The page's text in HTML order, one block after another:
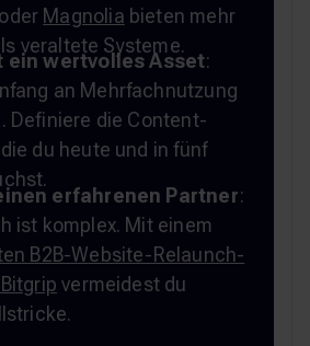
oder Magnolia bieten mehr
veraltete Systeme.
ein wertvolles Asset:
an Mehrfachnutzung
Definiere die Content-
du heute und in fünf
erfahrenen Partner:
ist komplex. Mit einem
B2B-Website-Relaunch-
vermeidest du